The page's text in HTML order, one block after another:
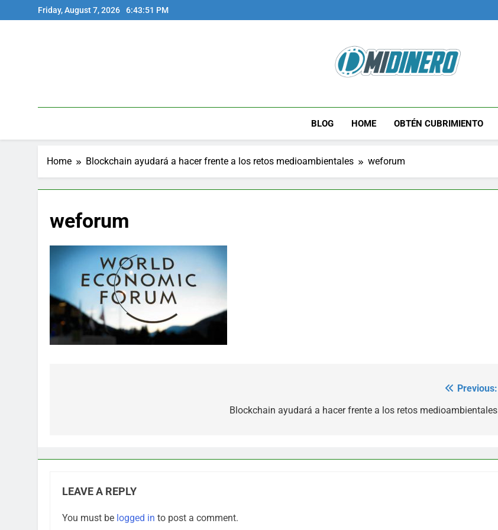
to
Friday, August 7, 2026 6:43:51 PM
Midinero.co
BLOG HOME OBTÉN CUBRIMIENTO
Home Blockchain ayudará a hacer frente a los retos medioambientales weforum
weforum
Previous:
Blockchain ayudará a hacer frente a los retos medioambientales
LEAVE A REPLY
You must be logged in to post a comment.